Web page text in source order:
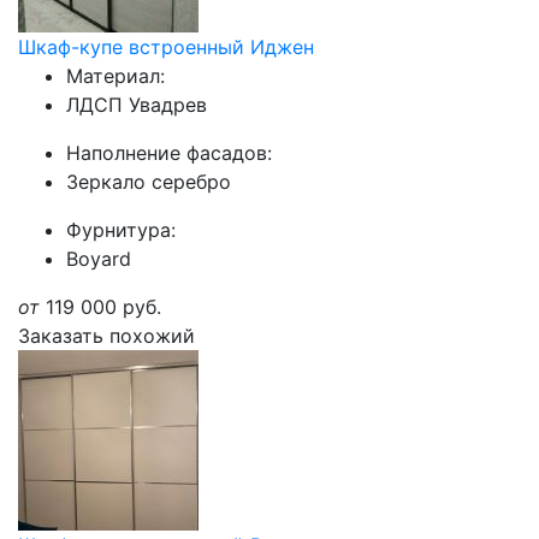
Шкаф-купе встроенный Иджен
Материал:
ЛДСП Увадрев
Наполнение фасадов:
Зеркало серебро
Фурнитура:
Boyard
от 119 000 руб.
Заказать похожий